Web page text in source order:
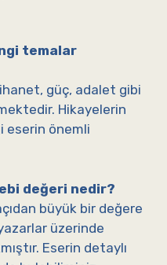
temalar
güç, adalet gibi
Hikayelerin
eserin önemli
değeri nedir?
büyük bir değere
üzerinde
Eserin detaylı